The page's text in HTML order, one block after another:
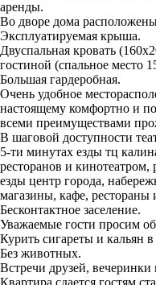
аренды.
Во дворе дома
Эксплуатируемая крыша.
Двуспальная кровать
гостиной (спальное место
Большая гардеробная.
Очень удобное
настоящему комфортно и
всеми преимуществами
В шаговой доступности
5-ти минутах езды тц
ресторанов и кинотеатром,
езды центр города,
магазины, кафе, рестораны
Бесконтактное заселение.
Уважаемые гости просим
Курить сигареты и кальян
Без животных.
Встречи друзей,
Квартира сдается гостям